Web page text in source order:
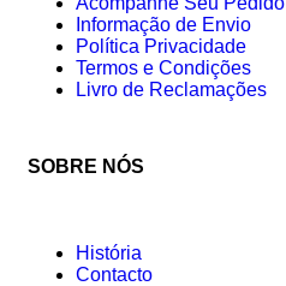
Informação de Envio
Política Privacidade
Termos e Condições
Livro de Reclamações
SOBRE NÓS
História
Contacto